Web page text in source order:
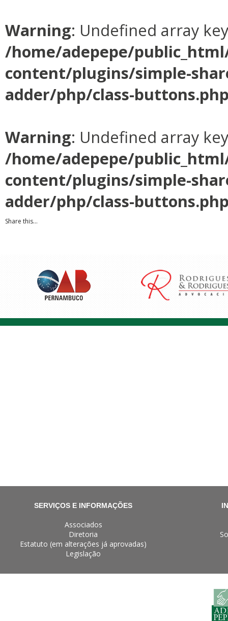
Warning: Undefined array
/home/adepepe/
content/plugins/simple-
adder/php/class-
Warning: Undefined array
/home/adepepe/
content/plugins/simple-
adder/php/class-
Share this...
SERVIÇOS E INFORMAÇÕES
Associados
Diretoria
Estatuto (em alterações já aprovadas)
Legislação